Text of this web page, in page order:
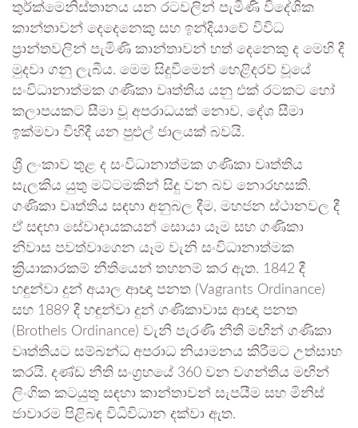
තුර්ක්මෙනිස්තානය යන රටවලින් පැමිණි විදේශික
කාන්තාවන් දෙදෙනෙකු සහ ඉන්දියාවේ විවිධ
ප්‍රාන්තවලින් පැමිණි කාන්තාවන් හත් දෙනෙකු ද මෙහි දී
මුදවා ගනු ලැබීය. මෙම සිදුවීමෙන් හෙළිදරව් වූයේ
සංවිධානාත්මක ගණිකා වෘත්තිය යනු එක් රටකට හෝ
කලාපයකට සීමා වූ අපරාධයක් නොව, දේශ සීමා
ඉක්මවා විහිදී යන පුළුල් ජාලයක් බවයි.
ශ්‍රී ලංකාව තුළ ද සංවිධානාත්මක ගණිකා වෘත්තිය
සැලකිය යුතු මට්ටමකින් සිදු වන බව නොරහසකි.
ගණිකා වෘත්තිය සඳහා අනුබල දීම, මහජන ස්ථානවල දී
ඒ සඳහා සේවාදායකයන් සොයා යෑම සහ ගණිකා
නිවාස පවත්වාගෙන යෑම වැනි සංවිධානාත්මක
ක්‍රියාකාරකම් නීතියෙන් තහනම් කර ඇත. 1842 දී
හඳුන්වා දුන් අයාල ආඥා පනත (Vagrants Ordinance)
සහ 1889 දී හඳුන්වා දුන් ගණිකාවාස ආඥා පනත
(Brothels Ordinance) වැනි පැරණි නීති මඟින් ගණිකා
වෘත්තියට සම්බන්ධ අපරාධ නියාමනය කිරීමට උත්සාහ
කරයි. දණ්ඩ නීති සංග්‍රහයේ 360 වන වගන්තිය මඟින්
ලිංගික කටයුතු සඳහා කාන්තාවන් සැපයීම සහ මිනිස්
ජාවාරම පිළිබඳ විධිවිධාන දක්වා ඇත.